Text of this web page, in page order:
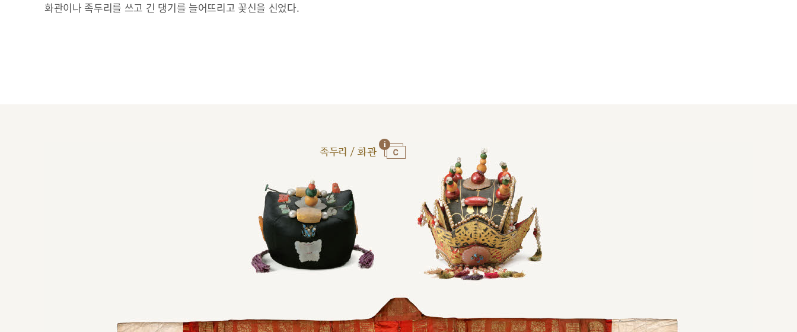
화관이나 족두리를 쓰고 긴 댕기를 늘어뜨리고 꽃신을 신었다.
족두리 / 화관